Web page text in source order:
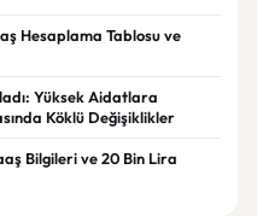
Hesaplama Tablosu ve
Yüksek Aidatlara
Köklü Değişiklikler
Bilgileri ve 20 Bin Lira